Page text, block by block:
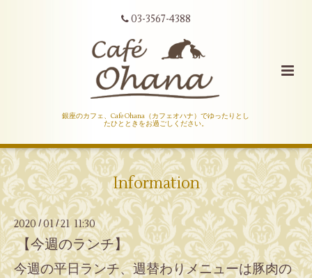
03-3567-4388
銀座のカフェ、Cafe Ohana（カフェオハナ）でゆったりとし
たひとときをお過ごしください。
Information
2020/01 /21 11:30
【今週のランチ】
今週の平日ランチ、週替わりメニューは豚肉の